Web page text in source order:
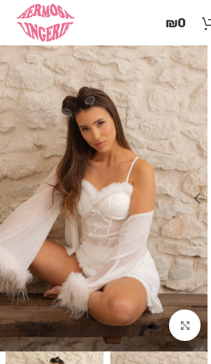
זֶה
מַעֲרֶכֶת
"המרכז
הישראלי
לְהַנְגָּשָׁת
אָתָרִים".
הַמְּסַיַּעַת
לִנְגִישׁוּת
הָאֲתָר.
לִפְתִיחַת
תַּפְרִיט
הֵנְּגִישׁוּת
לְחַץ
ALT+0
₪0
Click to enlarge